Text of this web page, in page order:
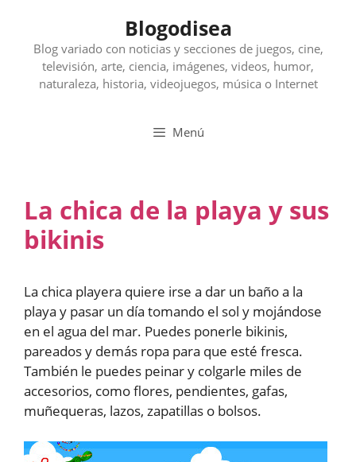
contenido
Blogodisea
Blog variado con noticias y secciones de juegos, cine,
televisión, arte, ciencia, imágenes, videos, humor,
naturaleza, historia, videojuegos, música o Internet
Menú
La chica de la playa y sus
bikinis
La chica playera quiere irse a dar un baño a la
playa y pasar un día tomando el sol y mojándose
en el agua del mar. Puedes ponerle bikinis,
pareados y demás ropa para que esté fresca.
También le puedes peinar y colgarle miles de
accesorios, como flores, pendientes, gafas,
muñequeras, lazos, zapatillas o bolsos.